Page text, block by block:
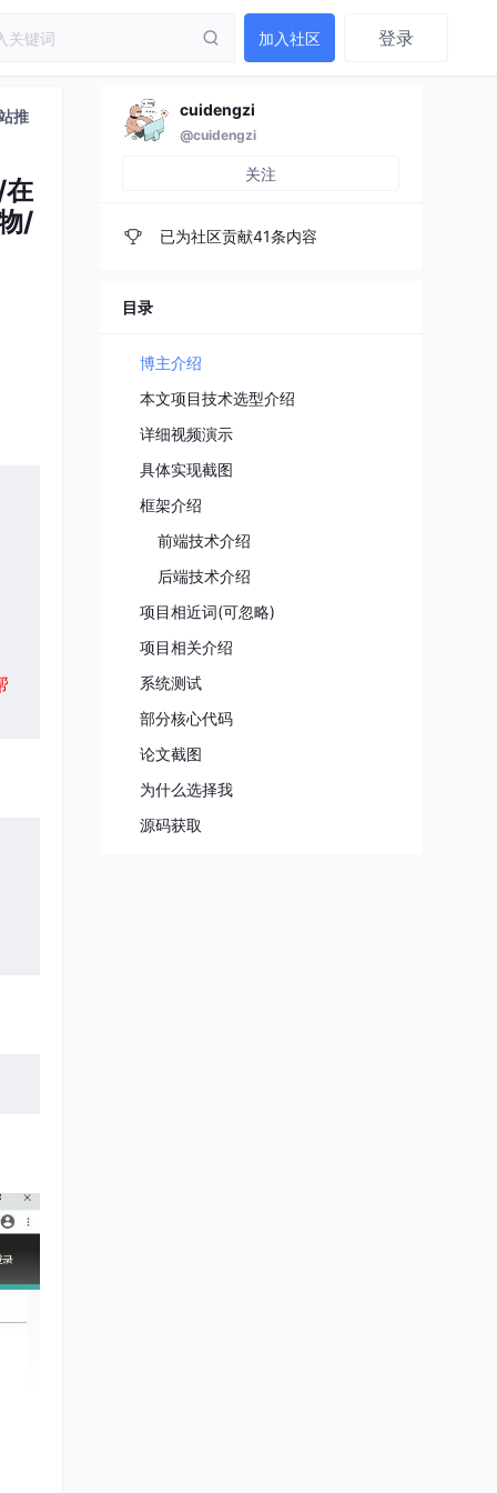
加入社区 登录
推
/
cuidengzi
@cuidengzi
关注
已为社区贡献41条内容
目录
博主介绍
本文项目技术选型介绍
详细视频演示
具体实现截图
框架介绍
前端技术介绍
后端技术介绍
项目相近词(可忽略)
项目相关介绍
系统测试
部分核心代码
论文截图
为什么选择我
源码获取